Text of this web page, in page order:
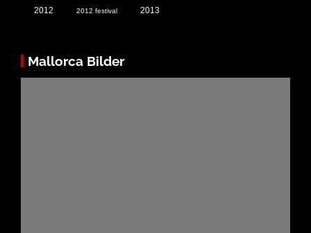
2012 2012 festival 2013
Mallorca Bilder